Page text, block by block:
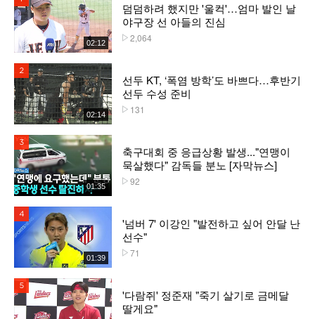
02:12
덤덤하려 했지만 '울컥'…엄마 발인 날
야구장 선 아들의 진심
2,064
02:14
선두 KT, ‘폭염 방학’도 바쁘다…후반기
선두 수성 준비
131
01:35
축구대회 중 응급상황 발생..."연맹이
묵살했다" 감독들 분노 [자막뉴스]
92
01:39
'넘버 7' 이강인 "발전하고 싶어 안달 난
선수"
71
'다람쥐' 정준재 "죽기 살기로 금메달
딸게요"